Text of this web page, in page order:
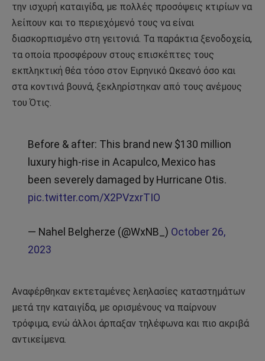
την ισχυρή καταιγίδα, με πολλές προσόψεις κτιρίων να
λείπουν και το περιεχόμενό τους να είναι
διασκορπισμένο στη γειτονιά. Τα παράκτια ξενοδοχεία,
τα οποία προσφέρουν στους επισκέπτες τους
εκπληκτική θέα τόσο στον Ειρηνικό Ωκεανό όσο και
στα κοντινά βουνά, ξεκληρίστηκαν από τους ανέμους
του Ότις.
Before & after: This brand new $130 million
luxury high-rise in Acapulco, Mexico has
been severely damaged by Hurricane Otis.
pic.twitter.com/X2PVzxrTIO
— Nahel Belgherze (@WxNB_) October 26,
2023
Αναφέρθηκαν εκτεταμένες λεηλασίες καταστημάτων
μετά την καταιγίδα, με ορισμένους να παίρνουν
τρόφιμα, ενώ άλλοι άρπαξαν τηλέφωνα και πιο ακριβά
αντικείμενα.